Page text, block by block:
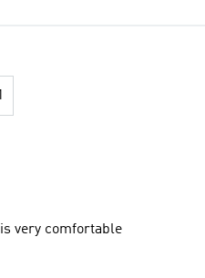
very comfortable